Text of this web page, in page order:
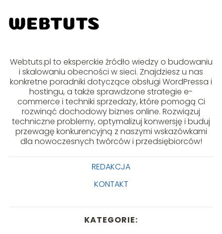
Webtuts.pl to eksperckie źródło wiedzy o budowaniu
i skalowaniu obecności w sieci. Znajdziesz u nas
konkretne poradniki dotyczące obsługi WordPressa i
hostingu, a także sprawdzone strategie e-
commerce i techniki sprzedaży, które pomogą Ci
rozwinąć dochodowy biznes online. Rozwiązuj
techniczne problemy, optymalizuj konwersję i buduj
przewagę konkurencyjną z naszymi wskazówkami
dla nowoczesnych twórców i przedsiębiorców!
REDAKCJA
KONTAKT
KATEGORIE: